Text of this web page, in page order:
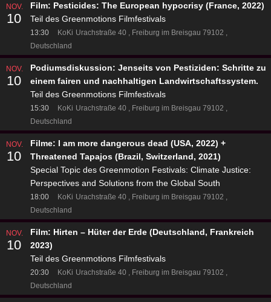
NOV.
10
Film: Pesticides: The European hypocrisy (France, 2022)
Teil des Greenmotions Filmfestivals
13:30 KoKi Urachstraße 40
Freiburg im Breisgau 79102
Deutschland
NOV.
10
Podiumsdiskussion: Jenseits von Pestiziden: Schritte zu
einem fairen und nachhaltigen Landwirtschaftssystem.
Teil des Greenmotions Filmfestivals
15:30 KoKi Urachstraße 40
Freiburg im Breisgau 79102
Deutschland
NOV.
10
Filme: I am more dangerous dead (USA, 2022) +
Threatened Tapajos (Brazil, Switzerland, 2021)
Special Topic des Greenmotion Festivals: Climate Justice:
Perspectives and Solutions from the Global South
18:00 KoKi Urachstraße 40
Freiburg im Breisgau 79102
Deutschland
NOV.
10
Film: Hirten – Hüter der Erde (Deutschland, Frankreich
2023)
Teil des Greenmotions Filmfestivals
20:30 KoKi Urachstraße 40
Freiburg im Breisgau 79102
Deutschland